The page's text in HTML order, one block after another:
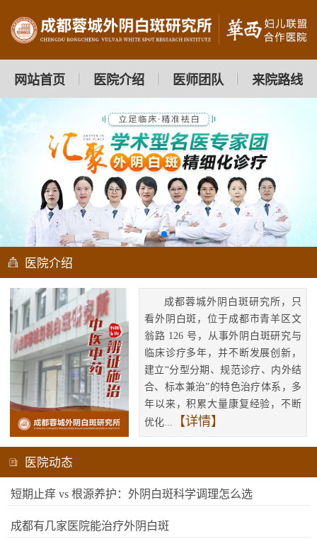
网站首页 医院介绍 医师团队 来院路线
医院介绍
成都蓉城外阴白斑研究所，只
看外阴白斑，位于成都市青羊区文
翁路 126 号，从事外阴白斑研究与
临床诊疗多年，并不断发展创新，
建立“分型分期、规范诊疗、内外结
合、标本兼治”的特色治疗体系，多
年以来，积累大量康复经验，不断
优化...
【详情】
医院动态
短期止痒 vs 根源养护：外阴白斑科学调理怎么选
成都有几家医院能治疗外阴白斑